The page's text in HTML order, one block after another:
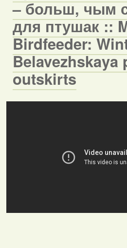
– больш, чым
для птушак ::
Birdfeeder:
Belavezhskaya
outskirts